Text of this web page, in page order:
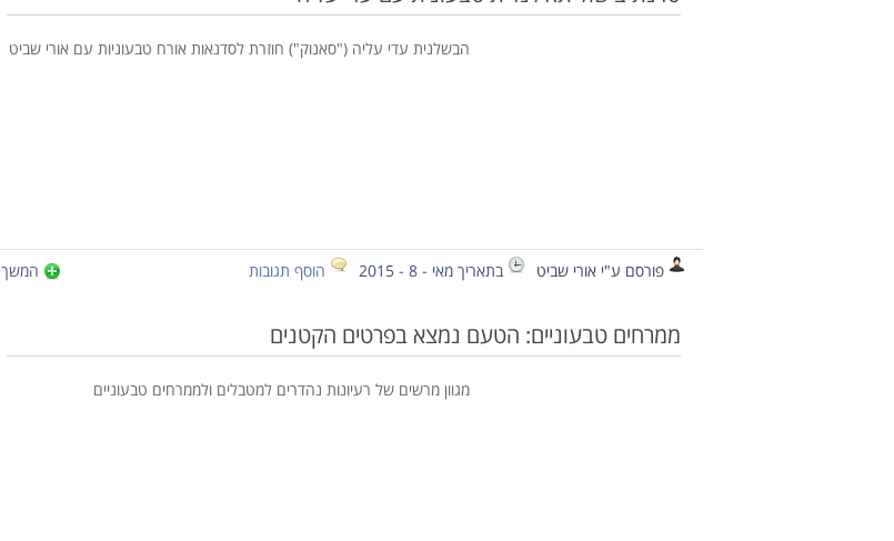
הבשלנית עדי עליה ("סאנוק") חוזרת לסדנאות אורח טבעוניות עם אורי שביט
פורסם ע"י אורי שביט בתאריך מאי - 8 - 2015 הוסף תגובות המשך
ממרחים טבעוניים: הטעם נמצא בפרטים הקטנים
מגוון מרשים של רעיונות נהדרים למטבלים ולממרחים טבעוניים